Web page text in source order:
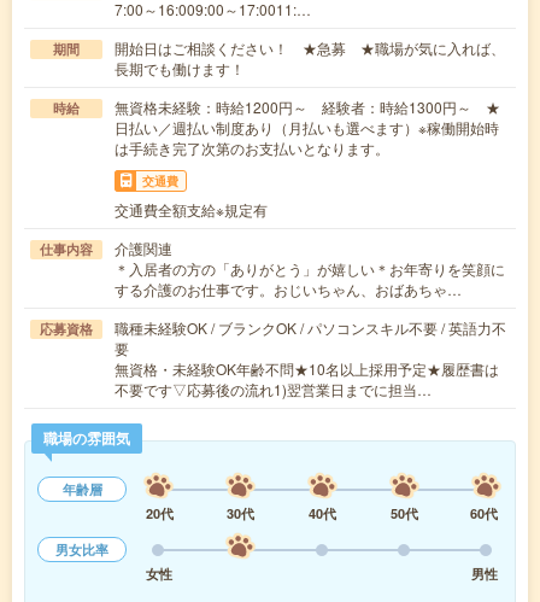
7:00～16:009:00～17:0011:…
期間
開始日はご相談ください！ ★急募 ★職場が気に入れば、
長期でも働けます！
時給
無資格未経験：時給1200円～ 経験者：時給1300円～ ★
日払い／週払い制度あり（月払いも選べます）※稼働開始時
は手続き完了次第のお支払いとなります。
交通費
交通費全額支給※規定有
仕事内容
介護関連
＊入居者の方の「ありがとう」が嬉しい＊お年寄りを笑顔に
する介護のお仕事です。おじいちゃん、おばあちゃ…
応募資格
職種未経験OK / ブランクOK / パソコンスキル不要 / 英語力不
要
無資格・未経験OK年齢不問★10名以上採用予定★履歴書は
不要です▽応募後の流れ1)翌営業日までに担当…
職場の雰囲気
年齢層
20代
30代 40代 50代
60代
男女比率
女性
男性